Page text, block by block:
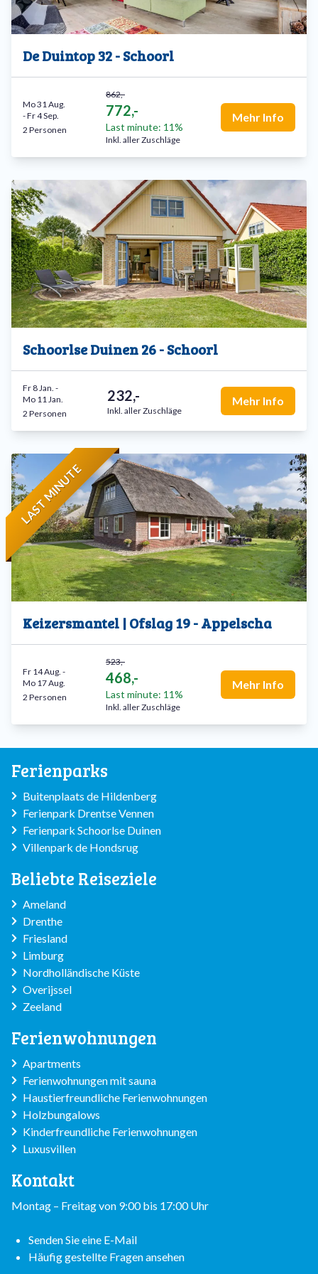
De Duintop 32 - Schoorl
862,-
772,-
Last minute: 11%
Inkl. aller Zuschläge
Mo 31 Aug.
-Fr 4 Sep.
2 Personen
Mehr Info
Schoorlse Duinen 26 - Schoorl
232,-
Inkl. aller Zuschläge
Fr 8 Jan. -
Mo 11 Jan.
2 Personen
Mehr Info
LAST MINUTE
Keizersmantel | Ofslag 19 - Appelscha
523,-
468,-
Last minute: 11%
Inkl. aller Zuschläge
Fr 14 Aug. -
Mo 17 Aug.
2 Personen
Mehr Info
Ferienparks
Buitenplaats de Hildenberg
Ferienpark Drentse Vennen
Ferienpark Schoorlse Duinen
Villenpark de Hondsrug
Beliebte Reiseziele
Ameland
Drenthe
Friesland
Limburg
Nordholländische Küste
Overijssel
Zeeland
Ferienwohnungen
Apartments
Ferienwohnungen mit sauna
Haustierfreundliche Ferienwohnungen
Holzbungalows
Kinderfreundliche Ferienwohnungen
Luxusvillen
Kontakt
Montag – Freitag von 9:00 bis 17:00 Uhr
Senden Sie eine E-Mail
Häufig gestellte Fragen ansehen